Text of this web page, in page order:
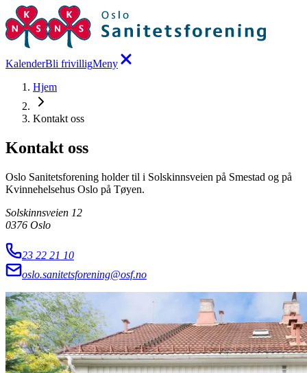
KalenderBli frivilligMeny
Hjem
Kontakt oss
Kontakt oss
Oslo Sanitetsforening holder til i Solskinnsveien på Smestad og på
Kvinnehelsehus Oslo på Tøyen.
Solskinnsveien 12
0376 Oslo
23 22 21 10
oslo.sanitetsforening@osf.no